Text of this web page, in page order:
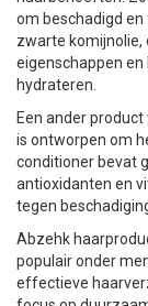
om beschadigd
zwarte komijnolie,
eigenschappen
hydrateren.
Een ander
is ontworpen om
conditioner bevat
antioxidanten en
tegen
Abzehk
populair onder
effectieve